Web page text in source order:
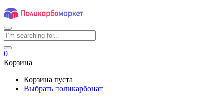
0
Корзина
Корзина пуста
Выбрать поликарбонат